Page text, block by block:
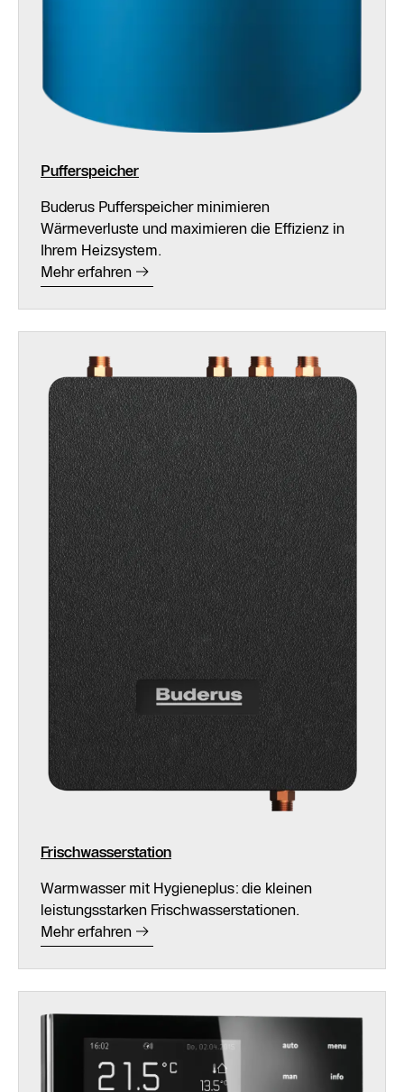
Pufferspeicher
Buderus Pufferspeicher minimieren
Wärmeverluste und maximieren die Effizienz in
Ihrem Heizsystem.
Mehr erfahren
Frischwasserstation
Warmwasser mit Hygieneplus: die kleinen
leistungsstarken Frischwasserstationen.
Mehr erfahren